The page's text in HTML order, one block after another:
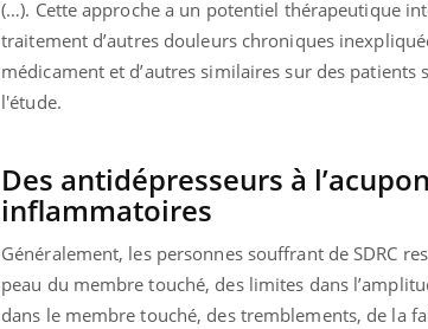
(…). Cette approche a un potentiel thérapeutique
traitement d’autres douleurs chroniques
médicament et d’autres similaires sur des
l'étude.
Des antidépresseurs à
inflammatoires
Généralement, les personnes souffrant de SDRC
peau du membre touché, des limites dans
dans le membre touché, des tremblements, de la